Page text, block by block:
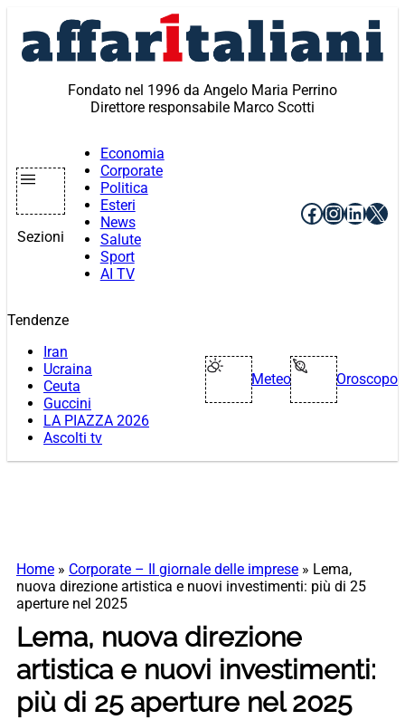
contenuto
Fondato nel 1996 da Angelo Maria Perrino
Direttore responsabile Marco Scotti
Sezioni
Economia
Corporate
Politica
Esteri
News
Salute
Sport
AI TV
Facebook
X
Tendenze
Iran
Ucraina
Ceuta
Guccini
LA PIAZZA 2026
Ascolti tv
Meteo Oroscopo
Home » Corporate – Il giornale delle imprese » Lema,
nuova direzione artistica e nuovi investimenti: più di 25
aperture nel 2025
Lema, nuova direzione
artistica e nuovi investimenti:
più di 25 aperture nel 2025